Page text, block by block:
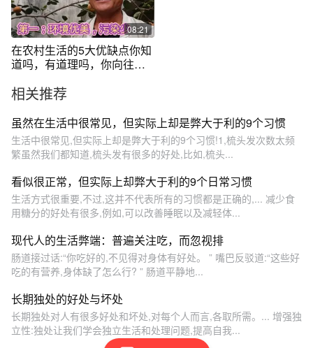
08:21
在农村生活的5大优缺点你知
道吗，有道理吗，你向往城
相关推荐
虽然在生活中很常见，但实际上却是弊大于利的9个习惯
生活中很常见,但实际上却是弊大于利的9个习惯!1,梳头发次数太频
繁虽然我们都知道,梳头发有很多的好处,比如,梳头...
看似很正常，但实际上却弊大于利的9个日常习惯
生活方式很重要,不过,这并不代表所有的习惯都是正确的,... 减少食
用糖分的好处有很多,例如,可以改善睡眠以及减轻体...
现代人的生活弊端：普遍关注吃，而忽视排
肠道接过话:“你吃好的,不见得对身体有好处。 ” 嘴巴反驳道:“这些好
吃的有营养,身体缺了怎么行? ” 肠道平静地...
长期独处的好处与坏处
长期独处对人有很多好处和坏处,对每个人而言,各取所需。... 增强独
立性:独处让我们学会独立生活和处理问题,提高自我...